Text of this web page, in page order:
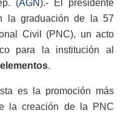
(AGN).- El presidente
la graduación de la 57
Civil (PNC), un acto
para la institución al
.
es la promoción más
la creación de la PNC